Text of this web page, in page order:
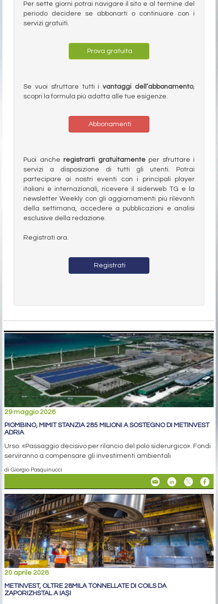
Per sette giorni potrai navigare il sito e al termine del
periodo decidere se abbonarti o continuare con i
servizi gratuiti.
Prova gratuita
Se vuoi sfruttare tutti ivantaggi dell’abbonamento,
scopri la formula più adatta alle tue esigenze.
Abbonamenti
Puoi anche registrarti gratuitamenteper sfruttare i
servizi a disposizione di tutti gli utenti. Potrai
partecipare ai nostri eventi con i principali player
italiani e internazionali, ricevere il siderweb TG e la
newsletter Weekly con gli aggiornamenti più rilevanti
della settimana, accedere a pubblicazioni e analisi
esclusive della redazione.
Registrati ora.
Registrati
29 maggio 2026
PIOMBINO, MIMIT STANZIA 285 MILIONI A SOSTEGNO DI METINVEST
ADRIA
Urso: «Passaggio decisivo per rilancio del polo siderurgico». Fondi
serviranno a compensare gli investimenti ambientali
di Giorgio Pasquinucci
20 aprile 2026
METINVEST, OLTRE 28MILA TONNELLATE DI COILS DA
ZAPORIZHSTAL A IAȘI